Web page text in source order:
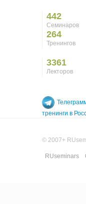
442
Семинаров
264
Тренингов
3361
Лекторов
тренинги в
© 2007+
RUseminars